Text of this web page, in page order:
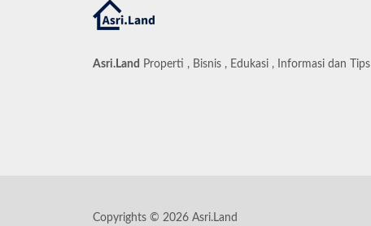
Asri.Land Properti , Bisnis , Edukasi , Informasi dan Tips
Copyrights © 2026 Asri.Land